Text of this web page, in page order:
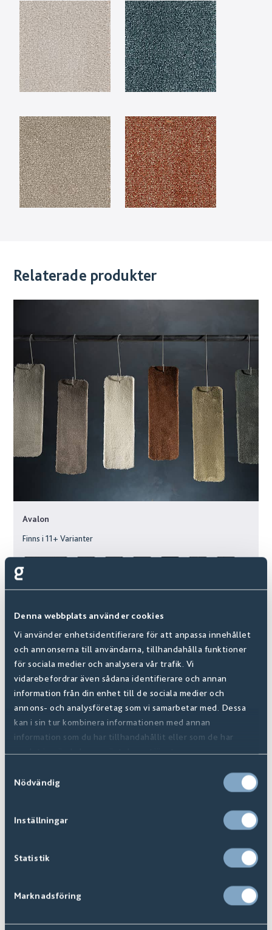
Denna webbplats använder cookies
Vi använder enhetsidentifierare för att anpassa innehållet
och annonserna till användarna, tillhandahålla funktioner
för sociala medier och analysera vår trafik. Vi
vidarebefordrar även sådana identifierare och annan
information från din enhet till de sociala medier och
annons- och analysföretag som vi samarbetar med. Dessa
kan i sin tur kombinera informationen med annan
information som du har tillhandahållit eller som de har
samlat in när du har använt deras tjänster.
Nödvändig
Inställningar
Statistik
Marknadsföring
Relaterade produkter
Avalon
Finns i11+ Varianter
Kastell